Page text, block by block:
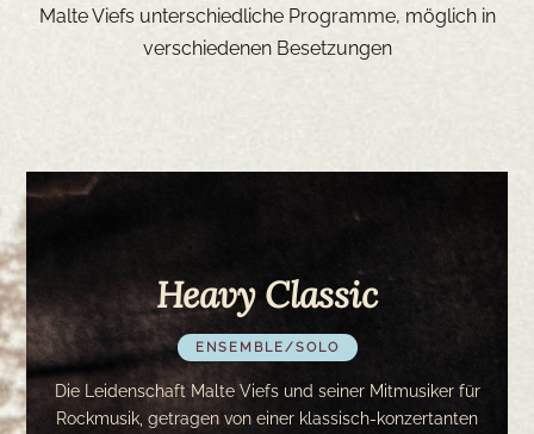
Malte Viefs unterschiedliche Programme, möglich in
verschiedenen Besetzungen
Heavy Classic
Heavy Classic
ENSEMBLE/SOLO
Die Leidenschaft Malte Viefs und seiner Mitmusiker für
Rockmusik, getragen von einer klassisch-konzertanten